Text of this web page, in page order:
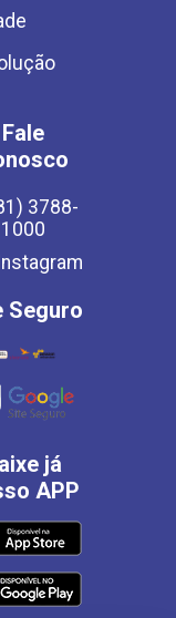
Fale
3788-
1000
Instagram
Seguro
já
APP